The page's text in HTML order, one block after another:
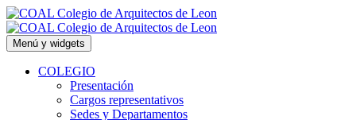
Saltar
al
contenido
Menú y widgets
COLEGIO
Presentación
Cargos representativos
Sedes y Departamentos